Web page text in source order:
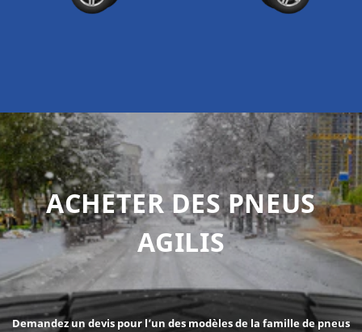
ACHETER DES PNEUS
AGILIS
Demandez un devis pour l’un des modèles de la famille de pneus